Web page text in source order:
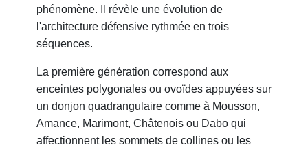
phénomène. Il révèle une évolution de
l'architecture défensive rythmée en trois
séquences.
La première génération correspond aux
enceintes polygonales ou ovoïdes appuyées sur
un donjon quadrangulaire comme à Mousson,
Amance, Marimont, Châtenois ou Dabo qui
affectionnent les sommets de collines ou les